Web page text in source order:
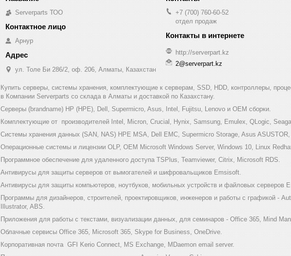
Serverparts ТОО
Арнур
ул. Толе Би 286/2, оф. 206, Алматы, Казахстан
+7 (700) 760-60-52
отдел продаж
http://serverpart.kz
2@serverpart.kz
Купить серверы, системы хранения, комплектующие к серверам, SSD, HDD, контроллеры,
в Компании Serverparts со склада в Алматы и доставкой по Казахстану.
Серверы (brandname) HP (HPE), Dell, Supermicro, Asus, Intel, Fujitsu, Lenovo и ОЕМ сборки.
Комплектующие от производителей Intel, Micron, Crucial, Hynix, Samsung, Emulex, QLogic,
Системы хранения данных (SAN, NAS) HPE MSA, Dell EMC, Supermicro Storage, Asus
Операционные системы и лицензии OLP, OEM Microsoft Windows Server, Windows 10, Linux
Программное обеспечение для удаленного доступа TSPlus, Teamviewer, Citrix, Microsoft RDS.
Антивирусы для защиты серверов от вымогателей и шифровальщиков Emsisoft.
Антивирусы для защиты компьютеров, ноутбуков, мобильных устройств и файловых серверов
Программы для дизайнеров, строителей, проектировщиков, инженеров и работы с графикой -
Illustrator, ABS.
Приложения для работы с текстами, визуализации данных, для семинаров - Office 365, Mind
Облачные сервисы Office 365, Microsoft 365, Skype for Business, OneDrive.
Корпоративная почта GFI Kerio Connect, MS Exchange, MDaemon email server.